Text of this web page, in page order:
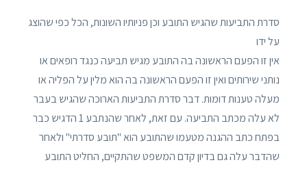
סדרת התביעות שהגיש התובע וכן פניותיו השונות, הכל כפי שהוצג
על ידו
אין זו הפעם הראשונה בה התובע מגיש תביעה כנגד רופאים או
נותני שירותים ואין זו הפעם הראשונה בה הוא מלין על הפליה או
מעלה טענות דומות. דבר סדרת התביעות הארוכה שהגיש בעבר
לא עלה מכתב התביעה. עם זאת, לאחר שהנתבע 1 הדגיש כבר
בפתח כתב ההגנה מטעמו שהתובע הוא "תובע סדרתי" ולאחר
שהדבר עלה גם בדיון קדם המשפט שהתקיים, החליט התובע